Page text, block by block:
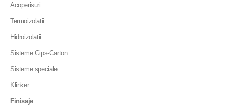
Acoperisuri
Termoizolatii
Hidroizolatii
Sisteme Gips-Carton
Sisteme speciale
Klinker
Finisaje